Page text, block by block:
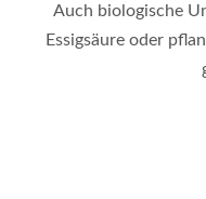
Auch biologische
Essigsäure oder